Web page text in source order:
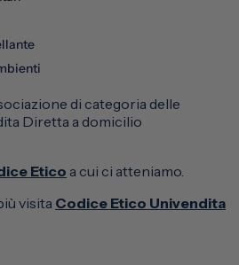
di categoria delle
Diretta a domicilio
Etico a cui ci atteniamo.
visita Codice Etico Univendita